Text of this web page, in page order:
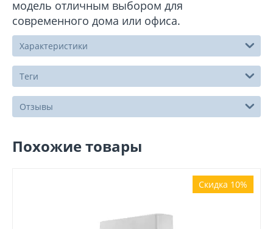
модель отличным выбором для
современного дома или офиса.
Характеристики
Теги
Отзывы
Похожие товары
Скидка 10%